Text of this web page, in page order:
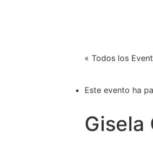
« Todos los
Este evento ha
Gisela